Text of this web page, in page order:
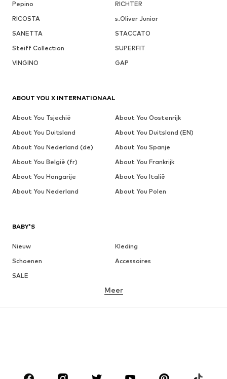
Pepino
RICHTER
RICOSTA
s.Oliver Junior
SANETTA
STACCATO
Steiff Collection
SUPERFIT
VINGINO
GAP
BABY'S
Nieuw
Kleding
Schoenen
Accessoires
SALE
Meer
ABOUT YOU X INTERNATIONAAL
About You Tsjechië
About You Oostenrijk
About You Duitsland
About You Duitsland (EN)
About You Nederland (de)
About You Spanje
About You België (fr)
About You Frankrijk
About You Hongarije
About You Italië
About You Nederland
About You Polen